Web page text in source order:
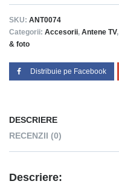
SKU: ANT0074
Categorii: Accesorii, Antene TV,
& foto
Distribuie pe Facebook
DESCRIERE
RECENZII (0)
Descriere: